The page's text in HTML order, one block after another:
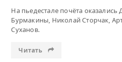
На пьедестале почёта
Бурмакины, Николай Сторчак,
Суханов.
Читать